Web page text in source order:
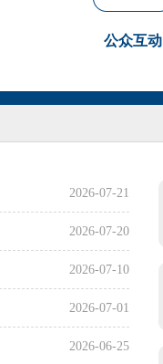
公众互动
2026-07-21
2026-07-20
2026-07-10
2026-07-01
2026-06-25